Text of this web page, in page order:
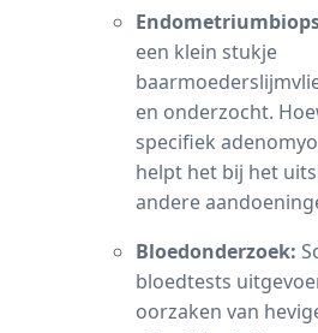
een klein stukje
en onderzocht.
specifiek
helpt het bij het
andere
Bloedonderzoek:
bloedtests
oorzaken van